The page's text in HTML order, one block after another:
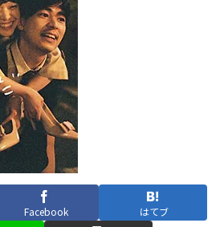
Facebook はてブ